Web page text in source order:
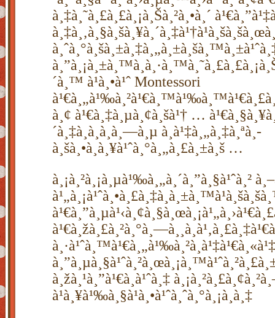
à¸‡à¸˜à¸£à¸£à¸¡à¸Šà¸²à¸•à¸´
´à¸™ à¹à¸•à¹ˆ Montessori
à¸¢ à¹€à¸‡à¸µà¸¢à¸šà¹† …
´à¸‡à¸­à¸­à¸à¸—à¸µ à¸à¹‡à¸„à¸‡à¸ªà¸­
à¸šà¸•à¸à¸¥à¹ˆà¸°à¸„à¸£à¸±à¸š …
à¸¡à¸²à¸¡à¸µà¹‰à¸„à¸´à¸”à¸§à¹ˆà¸²
à¸žà¸¹à¸”à¹€à¸à¹ˆà¸‡
à¹à¸¥à¹‰à¸§à¹à¸•à¹ˆà¸ˆà¸°à¸¡à¸­à¸‡